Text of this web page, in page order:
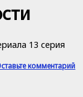
комментарий